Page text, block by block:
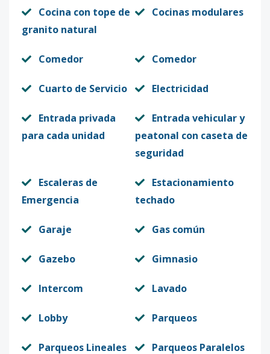
Cocina con tope de
granito natural
Cocinas modulares
Comedor Comedor
Cuarto de Servicio Electricidad
Entrada privada
para cada unidad
Entrada vehicular y
peatonal con caseta de
seguridad
Escaleras de
Emergencia
Estacionamiento
techado
Garaje Gas común
Gazebo Gimnasio
Intercom Lavado
Lobby Parqueos
Parqueos Lineales Parqueos Paralelos